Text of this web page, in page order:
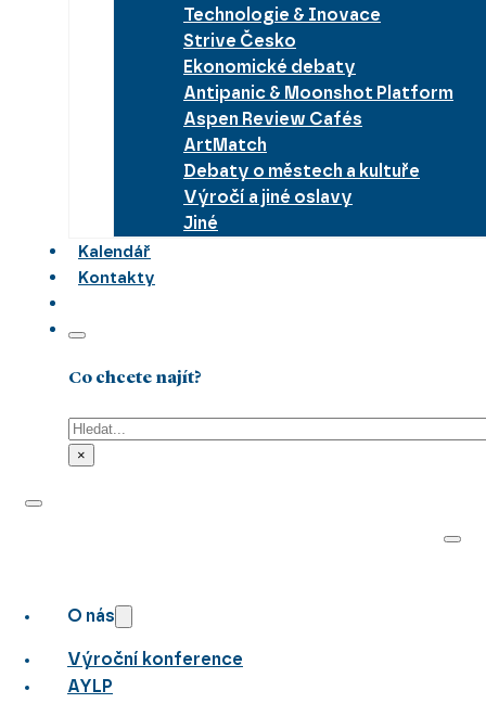
Technologie & Inovace
Strive Česko
Ekonomické debaty
Antipanic & Moonshot Platform
Aspen Review Cafés
ArtMatch
Debaty o městech a kultuře
Výročí a jiné oslavy
Jiné
Kalendář
Kontakty
Co chcete najít?
Hledat
×
O nás
Výroční konference
AYLP